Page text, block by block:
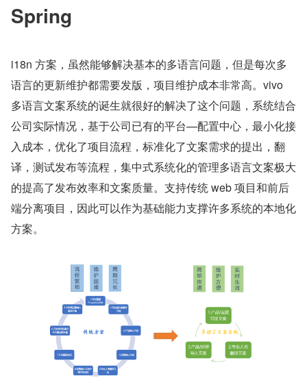
Spring
i18n 方案，虽然能够解决基本的多语言问题，但是每次多
语言的更新维护都需要发版，项目维护成本非常高。vivo
多语言文案系统的诞生就很好的解决了这个问题，系统结合
公司实际情况，基于公司已有的平台—配置中心，最小化接
入成本，优化了项目流程，标准化了文案需求的提出，翻
译，测试发布等流程，集中式系统化的管理多语言文案极大
的提高了发布效率和文案质量。支持传统 web 项目和前后
端分离项目，因此可以作为基础能力支撑许多系统的本地化
方案。